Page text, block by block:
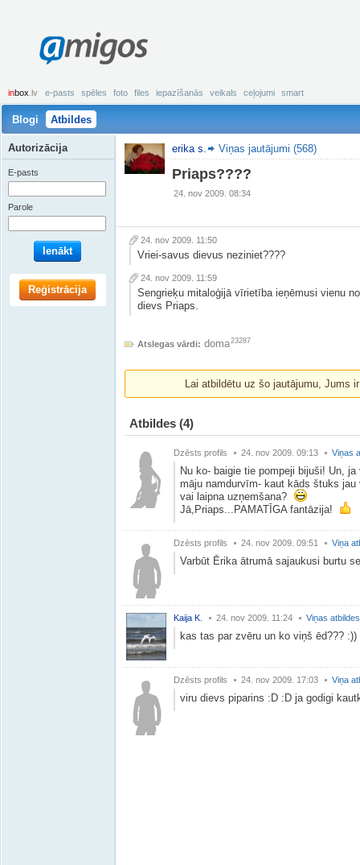
amigos
inbox .lv e-pasts spēles foto files iepazīšanās veikals ceļojumi smart
Blogi Atbildes
erika s. Viņas jautājumi (568)
Priaps????
24. nov 2009. 08:34
24. nov 2009. 11:50
Vriei-savus dievus neziniet????
24. nov 2009. 11:59
Sengrieķu mitaloģijā vīrietība ieņēmusi vienu
dievs Priaps.
Atslegas vārdi: doma23287
Lai atbildētu uz šo jautājumu, Jums
Atbildes (4)
Dzēsts profils 24. nov 2009. 09:13 Viņas
Nu ko- baigie tie pompeji bijuši! Un,
māju namdurvīm- kaut kāds štuks
vai laipna uzņemšana?
Jā,Priaps...PAMATĪGA fantāzija!
Dzēsts profils 24. nov 2009. 09:51 Viņa
Varbūt Ērika ātrumā sajaukusi burtu
Kaija K. 24. nov 2009. 11:24 Viņas atbildes
kas tas par zvēru un ko viņš ēd??? :))
Dzēsts profils 24. nov 2009. 17:03 Viņa
viru dievs piparins :D :D ja godigi
Autorizācija
E-pasts
Parole
Ienākt
Reģistrācija